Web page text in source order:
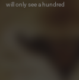
will only see a hundred